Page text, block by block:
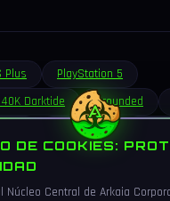
Plus
PlayStation 5
Darktide
Grounded
Junio 2026
DE COOKIES:
Núcleo Central de Arkaia